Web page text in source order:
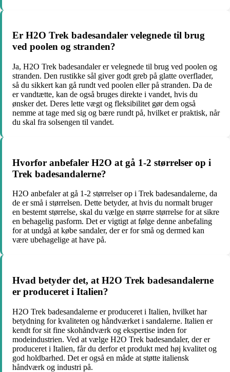
Er H2O Trek badesandaler velegnede til brug
ved poolen og stranden?
Ja, H2O Trek badesandaler er velegnede til brug ved poolen og
stranden. Den rustikke sål giver godt greb på glatte overflader,
så du sikkert kan gå rundt ved poolen eller på stranden. Da de
er vandtætte, kan de også bruges direkte i vandet, hvis du
ønsker det. Deres lette vægt og fleksibilitet gør dem også
nemme at tage med sig og bære rundt på, hvilket er praktisk, når
du skal fra solsengen til vandet.
Hvorfor anbefaler H2O at gå 1-2 størrelser op i
Trek badesandalerne?
H2O anbefaler at gå 1-2 størrelser op i Trek badesandalerne, da
de er små i størrelsen. Dette betyder, at hvis du normalt bruger
en bestemt størrelse, skal du vælge en større størrelse for at sikre
en behagelig pasform. Det er vigtigt at følge denne anbefaling
for at undgå at købe sandaler, der er for små og dermed kan
være ubehagelige at have på.
Hvad betyder det, at H2O Trek badesandalerne
er produceret i Italien?
H2O Trek badesandalerne er produceret i Italien, hvilket har
betydning for kvaliteten og håndværket i sandalerne. Italien er
kendt for sit fine skohåndværk og ekspertise inden for
modeindustrien. Ved at vælge H2O Trek badesandaler, der er
produceret i Italien, får du derfor et produkt med høj kvalitet og
god holdbarhed. Det er også en måde at støtte italiensk
håndværk og industri på.